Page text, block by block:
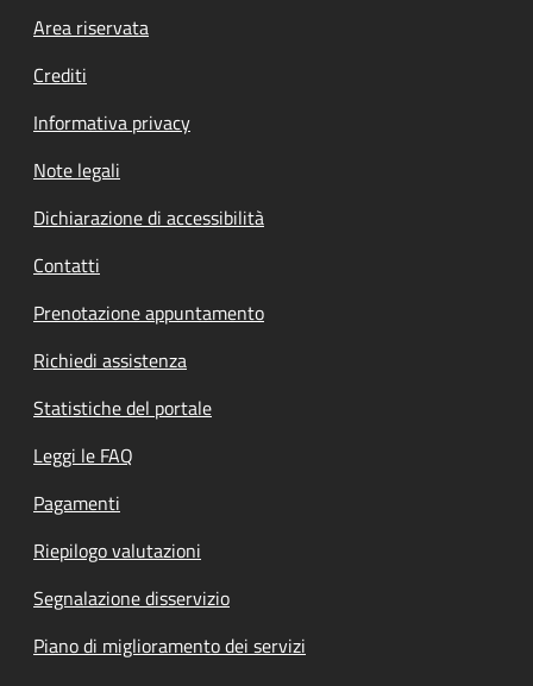
Footer menu
Area riservata
Crediti
Informativa privacy
Note legali
Dichiarazione di accessibilità
Contatti
Prenotazione appuntamento
Richiedi assistenza
Statistiche del portale
Leggi le FAQ
Pagamenti
Riepilogo valutazioni
Segnalazione disservizio
Piano di miglioramento dei servizi